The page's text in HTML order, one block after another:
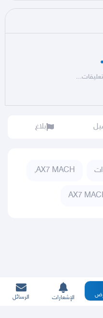
بلاغ
AX7 MACH,
AX7
الإشعارات الرسائل